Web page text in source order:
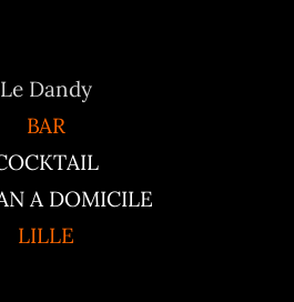
Le Dandy
BAR
A DOMICILE
LILLE